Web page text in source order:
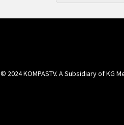
© 2024 KOMPASTV. A Subsidiary ofKG